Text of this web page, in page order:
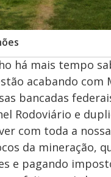
há mais tempo
acabando com
bancadas
Rodoviário e
com toda a
da mineração,
e pagando